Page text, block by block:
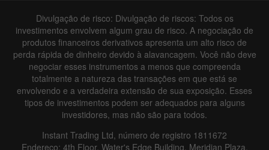
Divulgação de risco: Divulgação de riscos: Todos os
investimentos envolvem algum grau de risco. A negociação de
produtos financeiros derivativos apresenta um alto risco de
perda rápida de dinheiro devido à alavancagem. Você não deve
negociar esses instrumentos a menos que compreenda
totalmente a natureza das transações em que está se
envolvendo e a verdadeira extensão de sua exposição. Esses
tipos de investimentos podem ser adequados para alguns
investidores, mas não são para todos.
Instant Trading Ltd, número de registro 1811672
Endereço: 4th Floor, Water's Edge Building, Meridian Plaza,